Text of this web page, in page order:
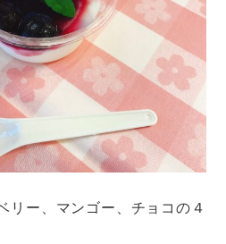
リー、マンゴー、チョコの４